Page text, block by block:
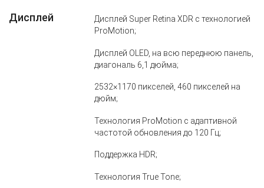
Дисплей
Дисплей Super Retina XDR с технологией
ProMotion;
Дисплей OLED, на всю переднюю панель,
диагональ 6,1 дюйма;
2532×1170 пикселей, 460 пикселей на
дюйм;
Технология ProMotion с адаптивной
частотой обновления до 120 Гц;
Поддержка HDR;
Технология True Tone;